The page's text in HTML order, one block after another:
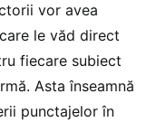
vor avea
le văd direct
fiecare subiect
Asta înseamnă
punctajelor în